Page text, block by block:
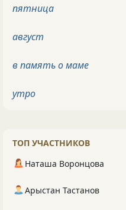
пятница
август
в память о маме
утро
ТОП УЧАСТНИКОВ
Наташа Воронцова
Арыстан Тастанов